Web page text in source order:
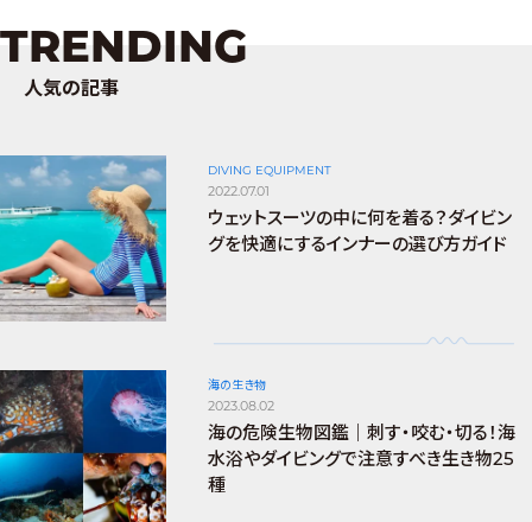
TRENDING
人気の記事
DIVING EQUIPMENT
2022.07.01
ウェットスーツの中に何を着る？ダイビン
グを快適にするインナーの選び方ガイド
海の生き物
2023.08.02
海の危険生物図鑑｜刺す・咬む・切る！海
水浴やダイビングで注意すべき生き物25
種